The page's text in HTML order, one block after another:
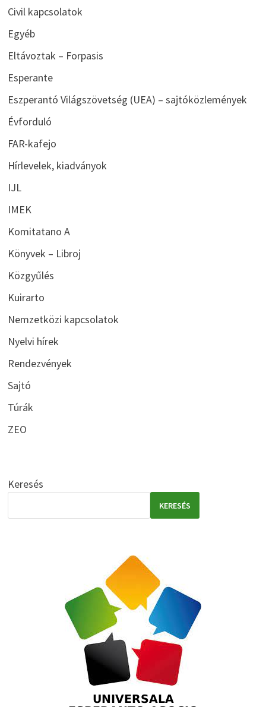
Civil kapcsolatok
Egyéb
Eltávoztak – Forpasis
Esperante
Eszperantó Világszövetség (UEA) – sajtóközlemények
Évforduló
FAR-kafejo
Hírlevelek, kiadványok
IJL
IMEK
Komitatano A
Könyvek – Libroj
Közgyűlés
Kuirarto
Nemzetközi kapcsolatok
Nyelvi hírek
Rendezvények
Sajtó
Túrák
ZEO
Keresés
KERESÉS